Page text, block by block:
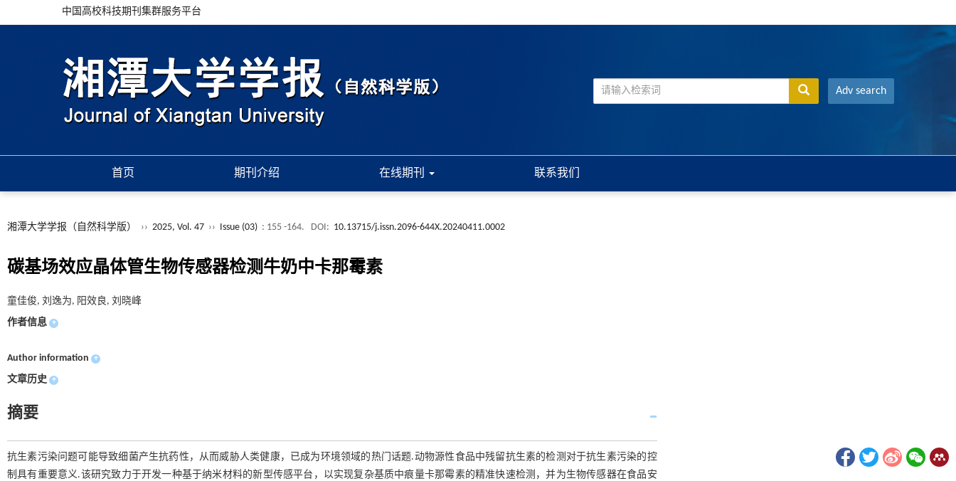
中国高校科技期刊集群服务平台
Adv search
首页 期刊介绍 在线期刊 联系我们
湘潭大学学报（自然科学版） ›› 2025, Vol. 47 ›› Issue (03) : 155 -164. DOI: 10.13715/j.issn.2096-644X.20240411.0002
碳基场效应晶体管生物传感器检测牛奶中卡那霉素
童佳俊, 刘逸为, 阳效良, 刘晓峰
作者信息 +
Author information +
文章历史 +
摘要
抗生素污染问题可能导致细菌产生抗药性，从而威胁人类健康，已成为环境领域的热门话题.动物源性食品中残留抗生素的检测对于抗生素污染的控
制具有重要意义.该研究致力于开发一种基于纳米材料的新型传感平台，以实现复杂基质中痕量卡那霉素的精准快速检测，并为生物传感器在食品安